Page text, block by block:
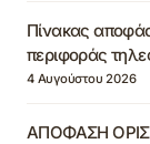
Πίνακας
περιφοράς
4 Αυγούστου 2026
ΑΠΟΦΑΣΗ